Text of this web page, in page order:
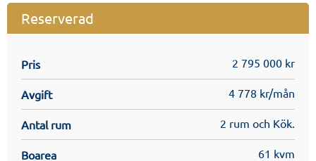
skjutdörrsgarderob.
I föreningen kommer det bland annat finnas garage och
gästlägenhet, allt för ett bekvämt boende!
Se på lägenhetsritningen för mer utförlig information om
lägenheten. Läs gärna mer i säljbroschyren och
Reserverad
Pris 2 795 000 kr
Avgift 4 778 kr/mån
Antal rum 2 rum och Kök.
Boarea 61 kvm